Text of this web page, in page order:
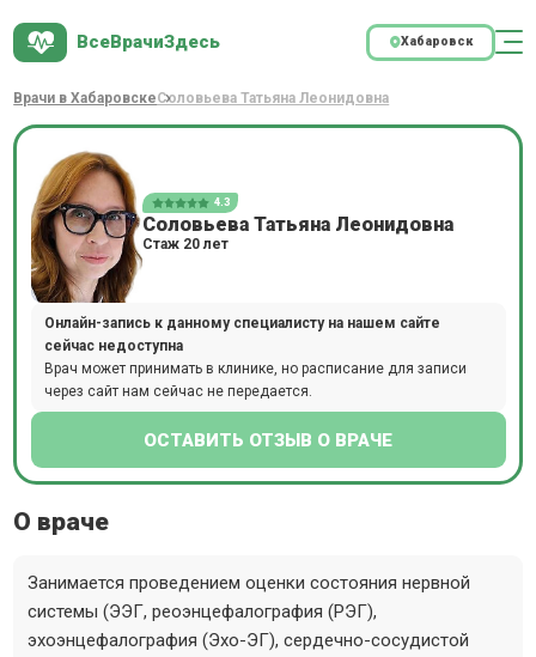
ВсеВрачиЗдесь Хабаровск
Врачи в ХабаровскеСоловьева Татьяна Леонидовна
4.3
Соловьева Татьяна Леонидовна
Стаж 20 лет
Онлайн-запись к данному специалисту на нашем сайте
сейчас недоступна
Врач может принимать в клинике, но расписание для записи
через сайт нам сейчас не передается.
ОСТАВИТЬ ОТЗЫВ О ВРАЧЕ
О враче
Занимается проведением оценки состояния нервной
системы (ЭЭГ, реоэнцефалография (РЭГ),
эхоэнцефалография (Эхо-ЭГ), сердечно-сосудистой